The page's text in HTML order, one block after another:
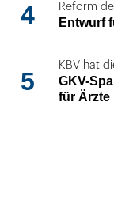
4 Reform
Entwurf
5
KBV hat
GKV-
für Ärzte